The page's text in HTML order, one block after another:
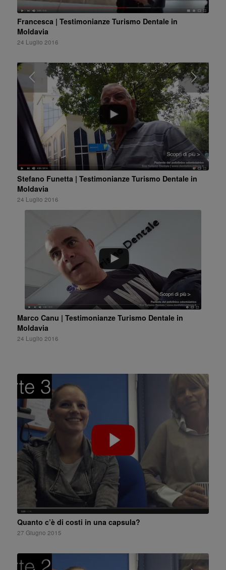
Francesca | Testimonianze Turismo Dentale in
Moldavia
24 Luglio 2016
Stefano Funetta | Testimonianze Turismo Dentale in
Moldavia
24 Luglio 2016
Marco Canu | Testimonianze Turismo Dentale in
Moldavia
24 Luglio 2016
Quanto c’è di costi in una capsula?
27 Giugno 2015